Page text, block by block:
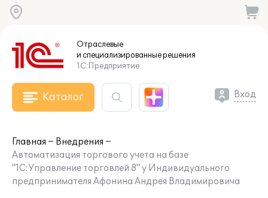
Отраслевые
и специализированныерешения
1С:Предприятие
Каталог Вход
Главная
Внедрения
Автоматизация торгового учета на базе
"1С:Управление торговлей 8" у Индивидуального
предпринимателя Афонина Андрея Владимировича